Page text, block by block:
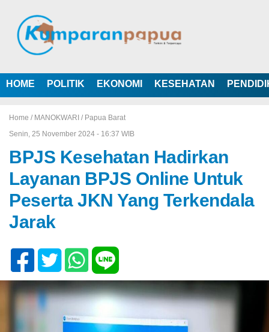
HOME POLITIK EKONOMI KESEHATAN
Home / MANOKWARI / Papua Barat
Senin, 25 November 2024 - 16:37 WIB
BPJS Kesehatan Hadirkan
Layanan BPJS Online Untuk
Peserta JKN Yang Terkendala
Jarak